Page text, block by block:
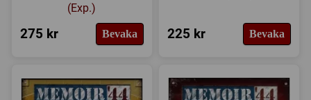
(Exp.)
275 kr Bevaka 225 kr Bevaka